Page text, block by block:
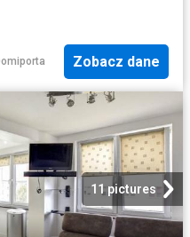
Zobacz dane
11 pictures